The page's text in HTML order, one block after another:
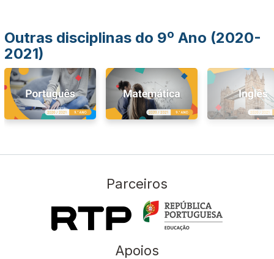
Outras disciplinas do 9º Ano (2020-
2021)
Parceiros
Apoios